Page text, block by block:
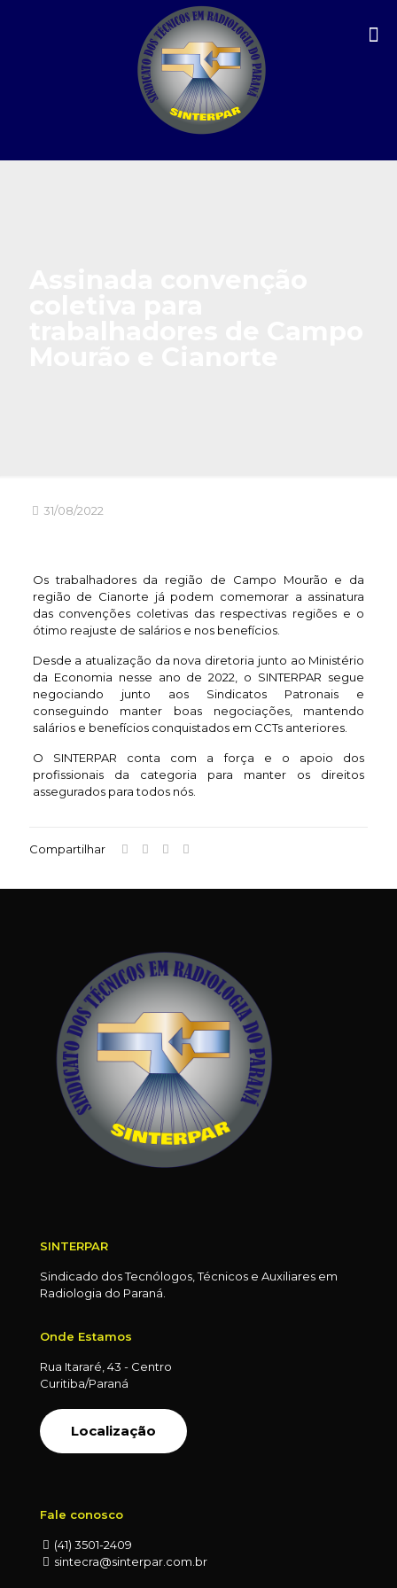
31/08/2022
Os trabalhadores da região de Campo Mourão e da
região de Cianorte já podem comemorar a assinatura
das convenções coletivas das respectivas regiões e o
ótimo reajuste de salários e nos benefícios.
Desde a atualização da nova diretoria junto ao Ministério
da Economia nesse ano de 2022, o SINTERPAR segue
negociando junto aos Sindicatos Patronais e
conseguindo manter boas negociações, mantendo
salários e benefícios conquistados em CCTs anteriores.
O SINTERPAR conta com a força e o apoio dos
profissionais da categoria para manter os direitos
assegurados para todos nós.
Compartilhar
SINTERPAR
Sindicado dos Tecnólogos, Técnicos e Auxiliares em
Radiologia do Paraná.
Onde Estamos
Rua Itararé, 43 - Centro
Curitiba/Paraná
Localização
Fale conosco
(41) 3501-2409
sintecra@sinterpar.com.br